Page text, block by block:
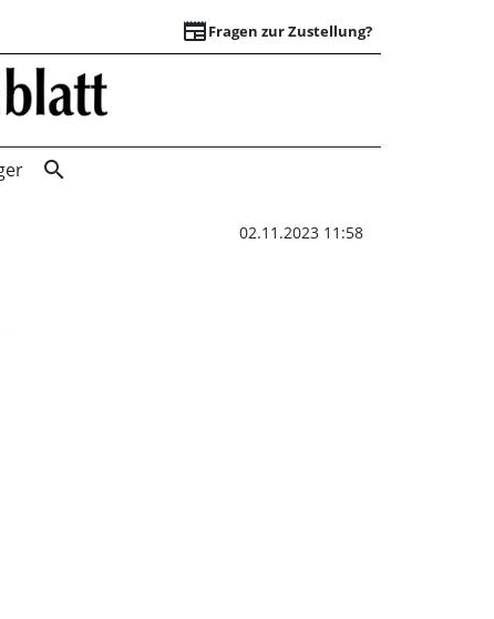
newspaperFragen zur Zustellung?
TSV mit
search
02.11.2023 11:58